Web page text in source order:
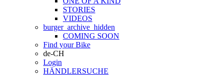
STORIES
VIDEOS
burger_archive_hidden
COMING SOON
Find your Bike
de-CH
Login
HÄNDLERSUCHE